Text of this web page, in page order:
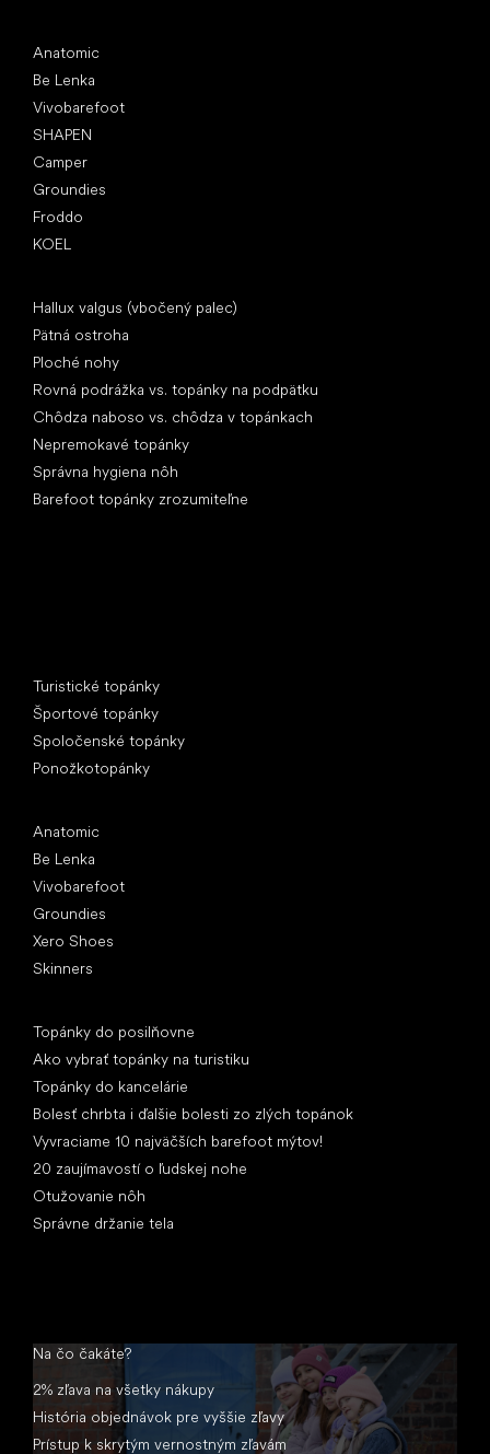
Anatomic
Be Lenka
Vivobarefoot
SHAPEN
Camper
Groundies
Froddo
KOEL
Hallux valgus (vbočený palec)
Pätná ostroha
Ploché nohy
Rovná podrážka vs. topánky na podpätku
Chôdza naboso vs. chôdza v topánkach
Nepremokavé topánky
Správna hygiena nôh
Barefoot topánky zrozumiteľne
Turistické topánky
Športové topánky
Spoločenské topánky
Ponožkotopánky
Anatomic
Be Lenka
Vivobarefoot
Groundies
Xero Shoes
Skinners
Topánky do posilňovne
Ako vybrať topánky na turistiku
Topánky do kancelárie
Bolesť chrbta i ďalšie bolesti zo zlých topánok
Vyvraciame 10 najväčších barefoot mýtov!
20 zaujímavostí o ľudskej nohe
Otužovanie nôh
Správne držanie tela
Na čo čakáte?
2% zľava na všetky nákupy
História objednávok pre vyššie zľavy
Prístup k skrytým vernostným zľavám